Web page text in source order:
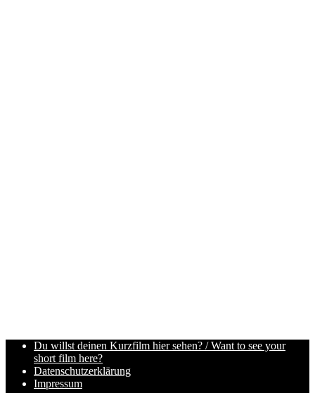
Du willst deinen Kurzfilm hier sehen? / Want to see your
short film here?
Datenschutzerklärung
Impressum